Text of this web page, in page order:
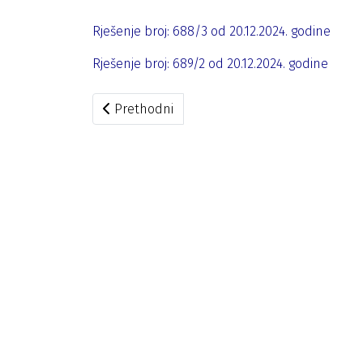
Rješenje broj: 688/3 od 20.12.2024. godine
Rješenje broj: 689/2 od 20.12.2024. godine
Prethodni članak: DIK usvojila dva prigovora
Prethodni